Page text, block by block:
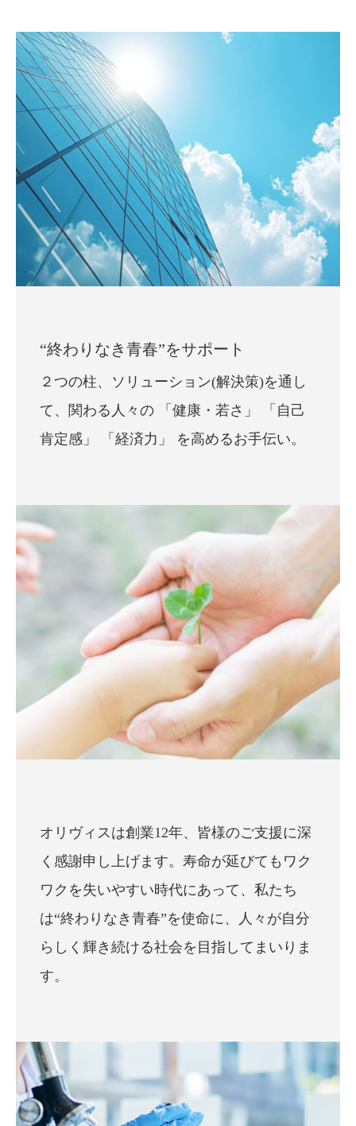
“終わりなき青春”をサポート
２つの柱、ソリューション(解決策)を通し
て、関わる人々の 「健康・若さ」 「自己
肯定感」 「経済力」 を高めるお手伝い。
オリヴィスは創業12年、皆様のご支援に深
く感謝申し上げます。寿命が延びてもワク
ワクを失いやすい時代にあって、私たち
は“終わりなき青春”を使命に、人々が自分
らしく輝き続ける社会を目指してまいりま
す。